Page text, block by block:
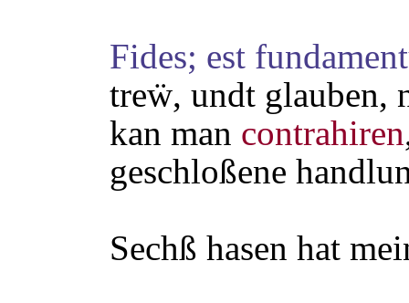
Fides; est
treẅ, undt glauben,
kan man contrahiren
geschloßene
Sechß hasen hat